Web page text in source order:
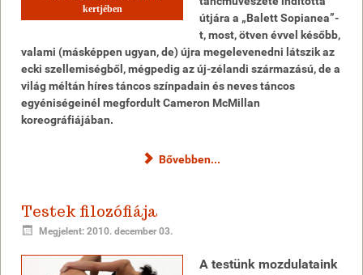
kertjében
útjára a „Balett Sopianea”-
t, most, ötven évvel később,
valami (másképpen ugyan, de) újra megelevenedni látszik az
ecki szellemiségből, mégpedig az új-zélandi származású, de a
világ méltán híres táncos színpadain és neves táncos
egyéniségeinél megfordult Cameron McMillan
koreográfiájában.
Bővebben...
Testek filozófiája
Megjelent: 2010. december 03.
A testünk mozdulataink